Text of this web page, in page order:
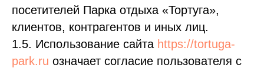
посетителей Парка отдыха «Тортуга»,
клиентов, контрагентов и иных лиц.
1.5. Использование сайта https://tortuga-
park.ru означает согласие пользователя с